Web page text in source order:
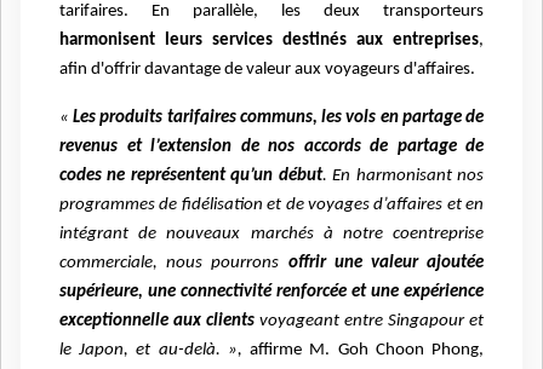
tarifaires. En parallèle, les deux transporteurs
harmonisent leurs services destinés aux entreprises,
afin d'offrir davantage de valeur aux voyageurs d'affaires.
«Les produits tarifaires communs, les vols en partage de
revenus et l’extension de nos accords de partage de
codes ne représentent qu’un début. En harmonisant nos
programmes de fidélisation et de voyages d’affaires et en
intégrant de nouveaux marchés à notre coentreprise
commerciale, nous pourrons offrir une valeur ajoutée
supérieure, une connectivité renforcée et une expérience
exceptionnelle aux clients voyageant entre Singapour et
le Japon, et au-delà. », affirme M. Goh Choon Phong,